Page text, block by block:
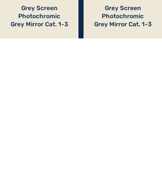
Grey Screen
Photochromic
Grey Mirror Cat. 1-3
Grey Screen
Photochromic
Grey Mirror Cat. 1-3